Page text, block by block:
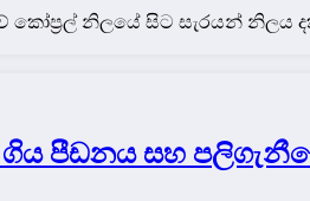
කෝප්‍රල් නිලයේ සිට සැරයන්
ගිය පීඩනය සහ